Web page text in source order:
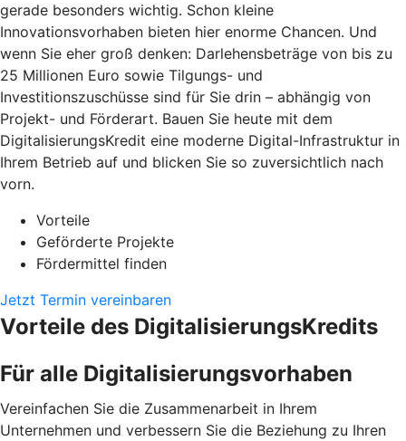
gerade besonders wichtig. Schon kleine
Innovationsvorhaben bieten hier enorme Chancen. Und
wenn Sie eher groß denken: Darlehensbeträge von bis zu
25 Millionen Euro sowie Tilgungs- und
Investitionszuschüsse sind für Sie drin – abhängig von
Projekt- und Förderart. Bauen Sie heute mit dem
DigitalisierungsKredit eine moderne Digital-Infrastruktur in
Ihrem Betrieb auf und blicken Sie so zuversichtlich nach
vorn.
Vorteile
Geförderte Projekte
Fördermittel finden
Jetzt Termin vereinbaren
Vorteile des DigitalisierungsKredits
Für alle Digitalisierungsvorhaben
Vereinfachen Sie die Zusammenarbeit in Ihrem
Unternehmen und verbessern Sie die Beziehung zu Ihren